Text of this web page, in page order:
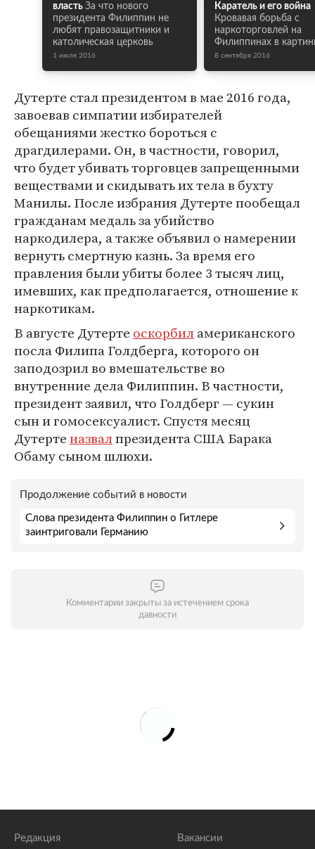
власть За что нового
президента Филиппин не
любят правозащитники и
католическая церковь
1 июля 2016
Каратель и его война
Кровавая борьба с
наркоторговлей на
Филиппинах в
8 сентября 2016
Дутерте стал президентом в мае 2016 года,
завоевав симпатии избирателей
обещаниями жестко бороться с
драгдилерами. Он, в частности, говорил,
что будет убивать торговцев запрещенными
веществами и скидывать их тела в бухту
Манилы. После избрания Дутерте пообещал
гражданам медаль за убийство
наркодилера, а также объявил о намерении
вернуть смертную казнь. За время его
правления были убиты более 3 тысяч лиц,
имевших, как предполагается, отношение к
наркотикам.
В августе Дутерте оскорбиламериканского
посла Филипа Голдберга, которого он
заподозрил во вмешательстве во
внутренние дела Филиппин. В частности,
президент заявил, что Голдберг — сукин
сын и гомосексуалист. Спустя месяц
Дутертеназвалпрезидента США Барака
Обаму сыном шлюхи.
Продолжение событий в новости
Слова президента Филиппин о Гитлере
заинтриговали Германию
Комментарии закрыты за истечением срока
давности
Редакция Вакансии